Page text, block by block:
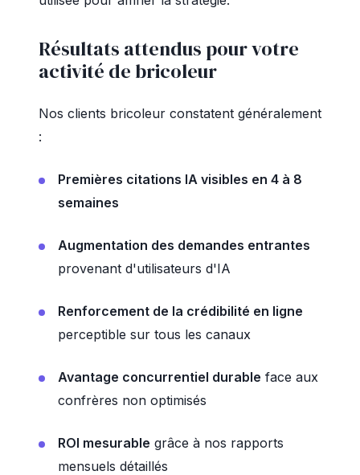
Résultats attendus pour votre
activité de bricoleur
Nos clients bricoleur constatent généralement
:
Premières citations IA visibles en 4 à 8
semaines
Augmentation des demandes entrantes
provenant d'utilisateurs d'IA
Renforcement de la crédibilité en ligne
perceptible sur tous les canaux
Avantage concurrentiel durable face aux
confrères non optimisés
ROI mesurable grâce à nos rapports
mensuels détaillés